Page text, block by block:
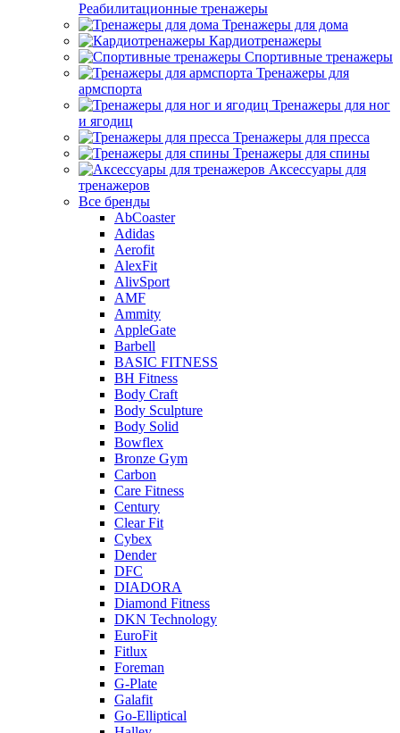
Реабилитационные тренажеры
Тренажеры для дома
Кардиотренажеры
Спортивные тренажеры
Тренажеры для
армспорта
Тренажеры для ног
и ягодиц
Тренажеры для пресса
Тренажеры для спины
Аксессуары для
тренажеров
Все бренды
AbCoaster
Adidas
Aerofit
AlexFit
AlivSport
AMF
Ammity
AppleGate
Barbell
BASIC FITNESS
BH Fitness
Body Craft
Body Sculpture
Body Solid
Bowflex
Bronze Gym
Carbon
Care Fitness
Century
Clear Fit
Cybex
Dender
DFC
DIADORA
Diamond Fitness
DKN Technology
EuroFit
Fitlux
Foreman
G-Plate
Galafit
Go-Elliptical